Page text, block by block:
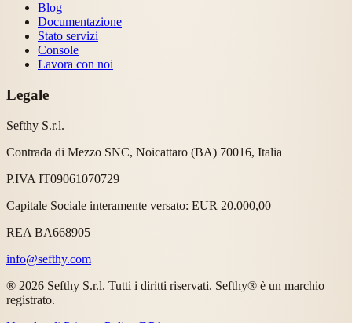
Blog
Documentazione
Stato servizi
Console
Lavora con noi
Legale
Sefthy S.r.l.
Contrada di Mezzo SNC, Noicattaro (BA) 70016, Italia
P.IVA IT09061070729
Capitale Sociale interamente versato: EUR 20.000,00
REA BA668905
info@sefthy.com
® 2026 Sefthy S.r.l. Tutti i diritti riservati. Sefthy® è un marchio
registrato.